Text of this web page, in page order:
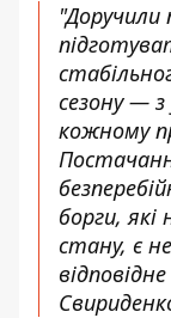
"Доручили
сезону — з
кожному
борги, які
стану, є